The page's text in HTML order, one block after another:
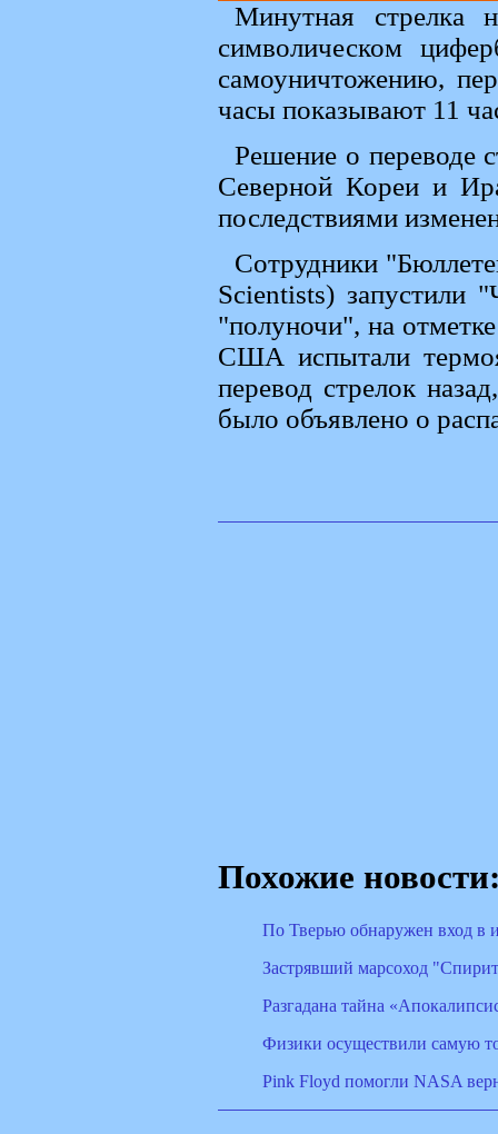
Минутная стрелка
символическом
самоуничтожению,
часы показывают 11
Решение о переводе
Северной Кореи и
последствиями
Сотрудники
Scientists) запустили
"полуночи", на
США испытали
перевод стрелок
было объявлено о
Похожие
По Тверью обнаружен вход в
Застрявший марсоход
Разгадана тайна
Физики осуществили самую
Pink Floyd помогли NASA